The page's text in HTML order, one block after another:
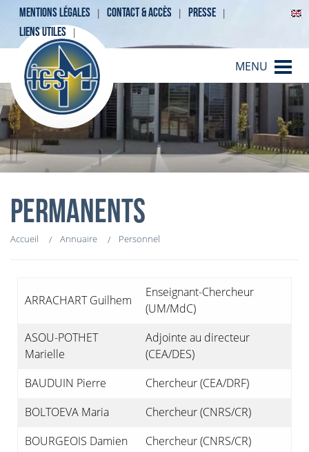
MENTIONS LÉGALES CONTACT & ACCÈS
PRESSE
LIENS UTILES
MENU
PERMANENTS
Accueil Annuaire Personnel
ARRACHART Guilhem
Enseignant-Chercheur
(UM/MdC)
ASOU-POTHET
Marielle
Adjointe au directeur
(CEA/DES)
BAUDUIN Pierre
Chercheur (CEA/DRF)
BOLTOEVA Maria
Chercheur (CNRS/CR)
BOURGEOIS Damien
Chercheur (CNRS/CR)